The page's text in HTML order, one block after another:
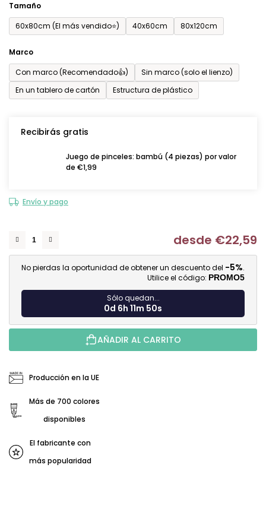
Tamaño
60x80cm (El más vendido⭐)
40x60cm 80x120cm
Marco
Con marco (Recomendado👍)
Sin marco (solo el lienzo)
En un tablero de cartón
Estructura de plástico
Recibirás gratis
Juego de pinceles: bambú (4 piezas) por valor
de €1,99
Envío y pago
desde €22,59
No pierdas la oportunidad de obtener un descuento del -5%.
Utilice el código: PROMO5
Sólo quedan...
0d 6h 11m 50s
AÑADIR AL CARRITO
Producción en la UE
Más de 700 colores
disponibles
El fabricante con
más popularidad